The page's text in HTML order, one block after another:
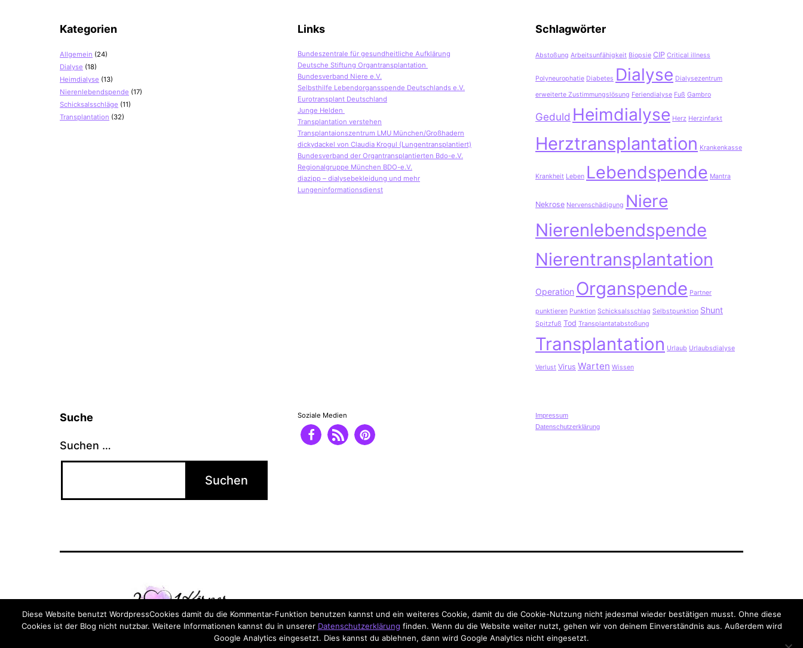
liegst
Kategorien
Allgemein (24)
Dialyse (18)
Heimdialyse (13)
Nierenlebendspende (17)
Schicksalsschläge (11)
Transplantation (32)
Links
Bundeszentrale für gesundheitliche Aufklärung
Deutsche Stiftung Organtransplantation
Bundesverband Niere e.V.
Selbsthilfe Lebendorgansspende Deutschlands e.V.
Eurotransplant Deutschland
Junge Helden
Transplantation verstehen
Transplantaionszentrum LMU München/Großhadern
dickydackel von Claudia Krogul (Lungentransplantiert)
Bundesverband der Organtransplantierten Bdo-e.V.
Regionalgruppe München BDO-e.V.
diazipp – dialysebekleidung und mehr
Lungeninformationsdienst
Schlagwörter
Abstoßung Arbeitsunfähigkeit Biopsie CIP Critical illness
Polyneurophatie Diabetes Dialyse Dialysezentrum
erweiterte Zustimmungslösung Feriendialyse Fuß Gambro
Geduld Heimdialyse Herz Herzinfarkt
Herztransplantation Krankenkasse
Krankheit Leben Lebendspende Mantra
Nekrose Nervenschädigung Niere
Nierenlebendspende
Nierentransplantation
Operation Organspende Partner
punktieren Punktion Schicksalsschlag Selbstpunktion Shunt
Spitzfuß Tod Transplantatabstoßung
Transplantation Urlaub Urlaubsdialyse
Verlust Virus Warten Wissen
Suche
Suchen …
Soziale Medien
Impressum
Datenschutzerklärung
Datenschutzerklärung
Diese Website benutzt WordpressCookies damit du die Kommentar-Funktion benutzen kannst und ein weiteres Cookie, damit du die Cookie-Nutzung nicht jedesmal wieder bestätigen musst. Ohne diese
Cookies ist der Blog nicht nutzbar. Weitere Informationen kannst du in unserer Datenschutzerklärung finden. Wenn du die Website weiter nutzt, gehen wir von deinem Einverständnis aus. Außerdem wird
Google Analytics eingesetzt. Dies kannst du ablehnen, dann wird Google Analytics nicht eingesetzt.